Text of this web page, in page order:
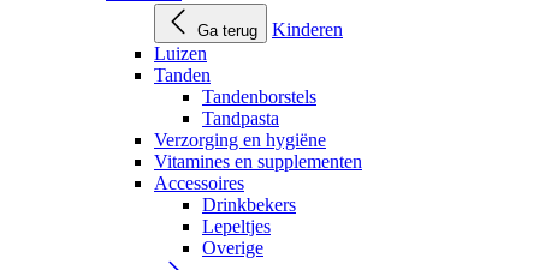
Ga terug
Kinderen
Luizen
Tanden
Tandenborstels
Tandpasta
Verzorging en hygiëne
Vitamines en supplementen
Accessoires
Drinkbekers
Lepeltjes
Overige